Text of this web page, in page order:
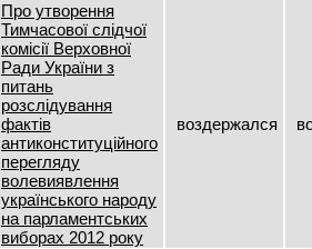
Про утворення
Тимчасової слідчої
комісії Верховної
Ради України з
питань
розслідування
фактів
антиконституційного
перегляду
волевиявлення
українського народу
на парламентських
виборах 2012 року
воздержался